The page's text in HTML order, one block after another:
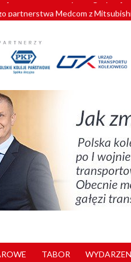
partnerstwa Medcom z
znów szuka dostawcy
kolejowych w północnej
nowe standardy kategoryzacji
TABOR